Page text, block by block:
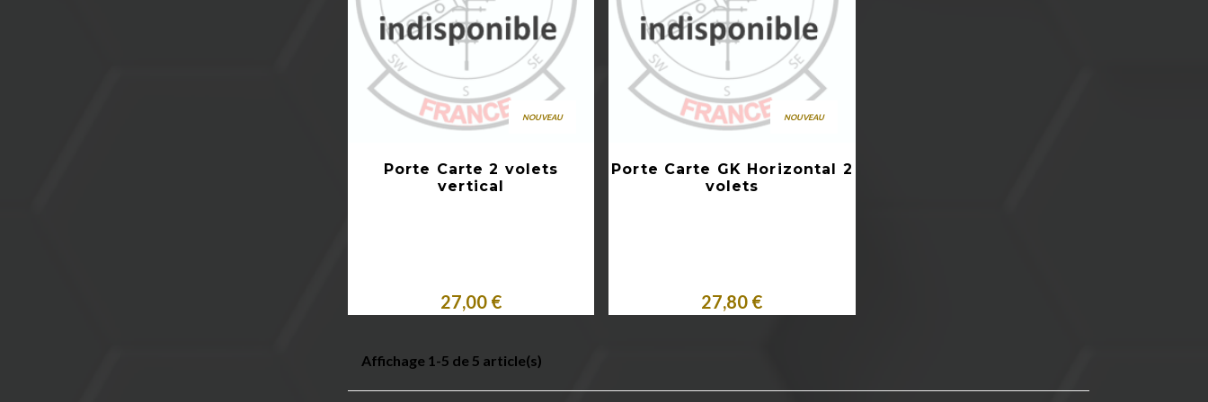
NOUVEAU
Porte Carte 2 volets
vertical
27,00 €
NOUVEAU
Porte Carte GK Horizontal 2
volets
27,80 €
Affichage 1-5 de 5 article(s)